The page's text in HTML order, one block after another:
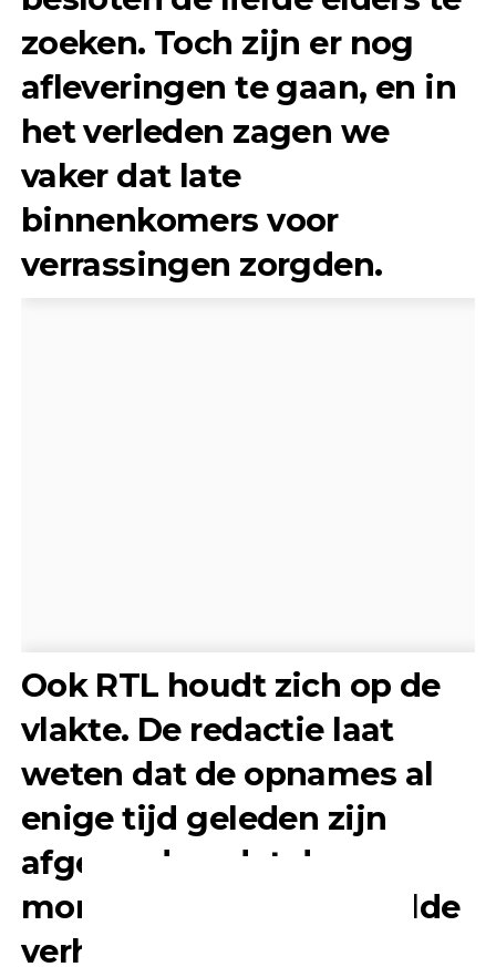
zoeken. Toch zijn er nog
afleveringen te gaan, en in
het verleden zagen we
vaker dat late
binnenkomers voor
verrassingen zorgden.
Ook RTL houdt zich op de
vlakte. De redactie laat
weten dat de opnames al
enige tijd geleden zijn
afgerond en dat de
montage bewust bepaalde
verhaallijnen volgt. “We